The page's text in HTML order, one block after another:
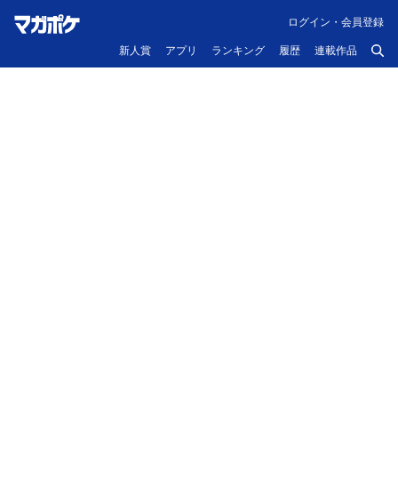
新人賞 アプリ ランキング 履歴 連載作品
ログイン・会員登録